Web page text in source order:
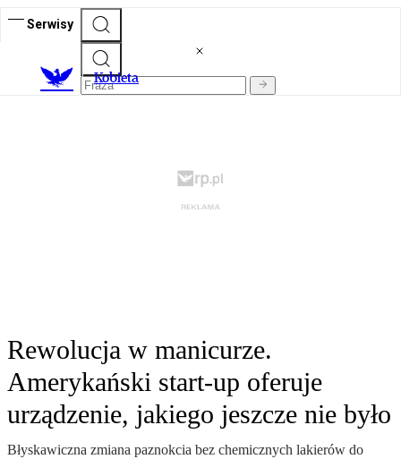
Serwisy
Kobieta
Rewolucja w manicurze.
Amerykański start-up oferuje
urządzenie, jakiego jeszcze nie było
Błyskawiczna zmiana paznokcia bez chemicznych lakierów do